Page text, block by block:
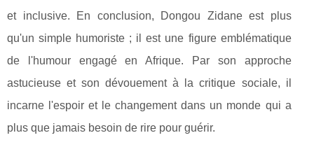
et inclusive. En conclusion, Dongou Zidane est plus
qu'un simple humoriste ; il est une figure emblématique
de l'humour engagé en Afrique. Par son approche
astucieuse et son dévouement à la critique sociale, il
incarne l'espoir et le changement dans un monde qui a
plus que jamais besoin de rire pour guérir.